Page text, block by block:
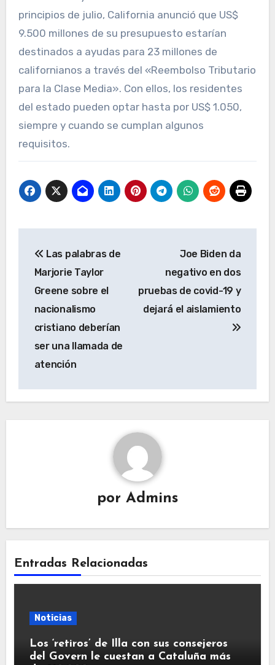
principios de julio, California anunció que US$
9.500 millones de su presupuesto estarían
destinados a ayudas para 23 millones de
californianos a través del «Reembolso Tributario
para la Clase Media». Con ellos, los residentes
del estado pueden optar hasta por US$ 1.050,
siempre y cuando se cumplan algunos
requisitos.
de
entradas
Las palabras de
Marjorie Taylor
Greene sobre el
nacionalismo
cristiano deberían
ser una llamada de
atención
Joe Biden da
negativo en dos
pruebas de covid-19 y
dejará el aislamiento
por Admins
Entradas Relacionadas
Noticias
Los ‘retiros’ de Illa con sus consejeros
del Govern le cuestan a Cataluña más